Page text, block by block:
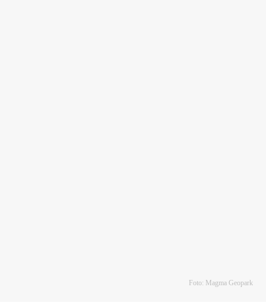
Foto: Magma Geopark